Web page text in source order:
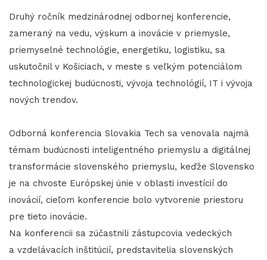
Druhý ročník medzinárodnej odbornej konferencie,
zameraný na vedu, výskum a inovácie v priemysle,
priemyselné technológie, energetiku, logistiku, sa
uskutočnil v Košiciach, v meste s veľkým potenciálom
technologickej budúcnosti, vývoja technológií, IT i vývoja
nových trendov.
Odborná konferencia Slovakia Tech sa venovala najmä
témam budúcnosti inteligentného priemyslu a digitálnej
transformácie slovenského priemyslu, keďže Slovensko
je na chvoste Európskej únie v oblasti investícií do
inovácií, cieľom konferencie bolo vytvorenie priestoru
pre tieto inovácie.
Na konferencii sa zúčastnili zástupcovia vedeckých
a vzdelávacích inštitúcií, predstavitelia slovenských